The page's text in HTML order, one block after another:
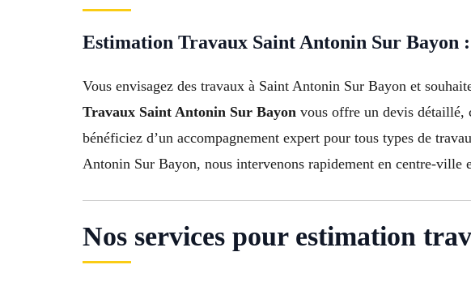
Estimation Travaux Saint Antonin Sur
Vous envisagez des travaux à Saint Antonin Sur Bayon et
Travaux Saint Antonin Sur Bayon vous offre un devis détaillé,
bénéficiez d’un accompagnement expert pour tous types de
Antonin Sur Bayon, nous intervenons rapidement en centre-ville
Nos services pour estimation